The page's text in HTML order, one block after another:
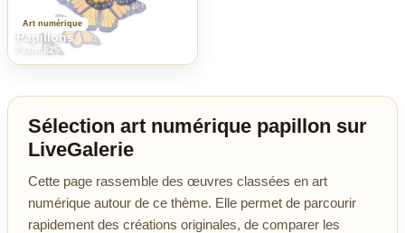
Art numérique
Papillons
Franck25
Sélection art numérique papillon sur
LiveGalerie
Cette page rassemble des œuvres classées en art
numérique autour de ce thème. Elle permet de parcourir
rapidement des créations originales, de comparer les